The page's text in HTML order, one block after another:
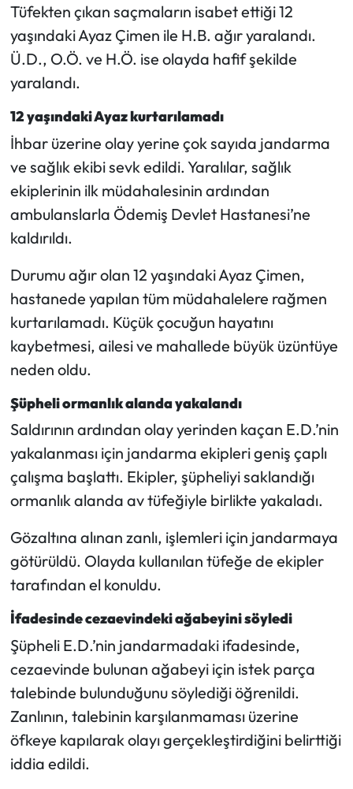
Tüfekten çıkan saçmaların isabet ettiği 12
yaşındaki Ayaz Çimen ile H.B. ağır yaralandı.
Ü.D., O.Ö. ve H.Ö. ise olayda hafif şekilde
yaralandı.
12 yaşındaki Ayaz kurtarılamadı
İhbar üzerine olay yerine çok sayıda jandarma
ve sağlık ekibi sevk edildi. Yaralılar, sağlık
ekiplerinin ilk müdahalesinin ardından
ambulanslarla Ödemiş Devlet Hastanesi’ne
kaldırıldı.
Durumu ağır olan 12 yaşındaki Ayaz Çimen,
hastanede yapılan tüm müdahalelere rağmen
kurtarılamadı. Küçük çocuğun hayatını
kaybetmesi, ailesi ve mahallede büyük üzüntüye
neden oldu.
Şüpheli ormanlık alanda yakalandı
Saldırının ardından olay yerinden kaçan E.D.’nin
yakalanması için jandarma ekipleri geniş çaplı
çalışma başlattı. Ekipler, şüpheliyi saklandığı
ormanlık alanda av tüfeğiyle birlikte yakaladı.
Gözaltına alınan zanlı, işlemleri için jandarmaya
götürüldü. Olayda kullanılan tüfeğe de ekipler
tarafından el konuldu.
İfadesinde cezaevindeki ağabeyini söyledi
Şüpheli E.D.’nin jandarmadaki ifadesinde,
cezaevinde bulunan ağabeyi için istek parça
talebinde bulunduğunu söylediği öğrenildi.
Zanlının, talebinin karşılanmaması üzerine
öfkeye kapılarak olayı gerçekleştirdiğini belirttiği
iddia edildi.
Yemek Tarifleri
Yerel Haberler